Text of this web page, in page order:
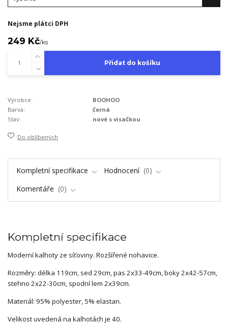
Nejsme plátci DPH
249 Kč/ks
Přidat do košíku
Výrobce:
BOOHOO
Barva:
černá
Stav:
nové s visačkou
Do oblíbených
Kompletní specifikace Hodnocení
0
Komentáře
0
Kompletní specifikace
Moderní kalhoty ze síťoviny. Rozšířené nohavice.
Rozměry: délka 119cm, sed 29cm, pas 2x33-49cm, boky 2x42-57cm,
stehno 2x22-30cm, spodní lem 2x39cm.
Materiál: 95% polyester, 5% elastan.
Velikost uvedená na kalhotách je 40.